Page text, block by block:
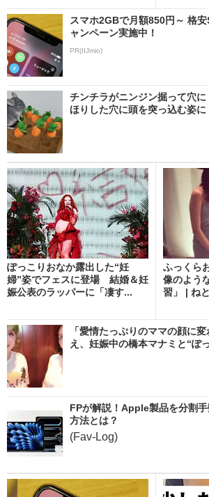
スマホ2GBで月額850円～ 格
ャンペーン実施中！
PR(IIJmio)
チンチラがニンジン掘って穴
ほりした穴に頭を突っ込む姿に
ぽっこりおなか露出した“妊
婦”姿でフェスに登場 結婚＆妊
娠公表のラッパーに「凄す...
ふっくら
像のよう
習」 | ね
「愛情たっぷりのママの顔に
え、妊娠中の橋本マナミと“ぽ
FPが解説！Apple製品を分割
方法とは？
(Fav-Log)